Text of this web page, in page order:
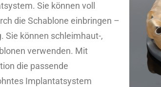
Sie können voll
die Schablone einbringen –
Sie können schleimhaut-,
verwenden. Mit
die passende
Implantatsystem